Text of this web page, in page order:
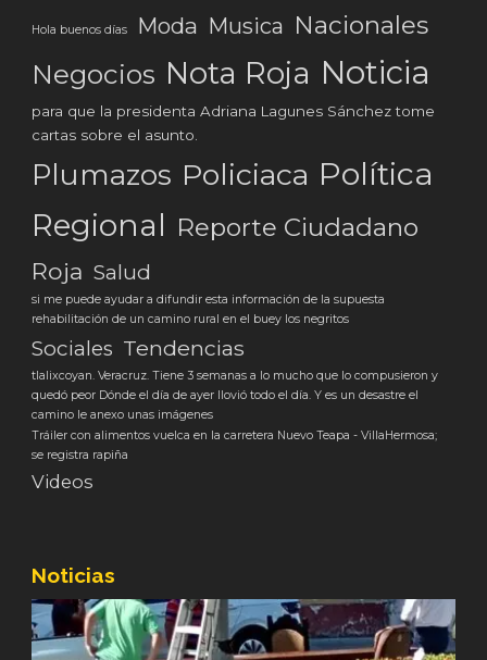
Hola buenos días Moda Musica Nacionales
Negocios Nota Roja Noticia
para que la presidenta Adriana Lagunes Sánchez tome
cartas sobre el asunto.
Plumazos Policiaca Política
Regional Reporte Ciudadano
Roja Salud
si me puede ayudar a difundir esta información de la supuesta
rehabilitación de un camino rural en el buey los negritos
Sociales Tendencias
tlalixcoyan. Veracruz. Tiene 3 semanas a lo mucho que lo compusieron y
quedó peor Dónde el día de ayer llovió todo el día. Y es un desastre el
camino le anexo unas imágenes
Tráiler con alimentos vuelca en la carretera Nuevo Teapa - VillaHermosa;
se registra rapiña
Videos
Noticias